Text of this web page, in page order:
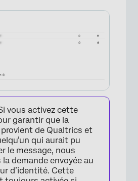
vous activez cette
garantir que la
de Qualtrics et
qui aurait pu
le message, nous
demande envoyée au
d’identité. Cette